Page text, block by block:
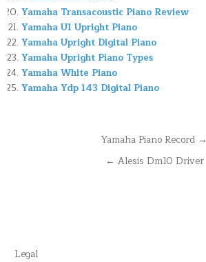
Yamaha Transacoustic Piano Review
Yamaha U1 Upright Piano
Yamaha Upright Digital Piano
Yamaha Upright Piano Types
Yamaha White Piano
Yamaha Ydp 143 Digital Piano
NavegaciónYamaha Piano Record →
← Alesis Dm10 Driver
Legal